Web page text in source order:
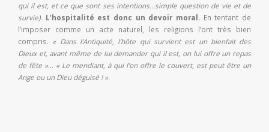
qui il est, et ce que sont ses intentions…simple question de vie et de
survie). L’hospitalité est donc un devoir moral. En tentant de
l’imposer comme un acte naturel, les religions l’ont très bien
compris. « Dans l’Antiquité, l’hôte qui survient est un bienfait des
Dieux et, avant même de lui demander qui il est, on lui offre un repas
de fête »… « Le mendiant, à qui l’on offre le couvert, est peut être un
Ange ou un Dieu déguisé ! ».